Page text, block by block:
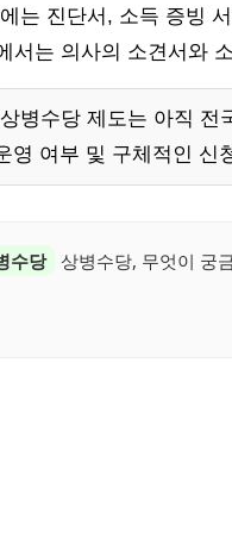
는 진단서, 소득 증빙
서는 의사의 소견서와
상병수당 제도는 아직 전
영 여부 및 구체적인 신
수당
상병수당, 무엇이 궁